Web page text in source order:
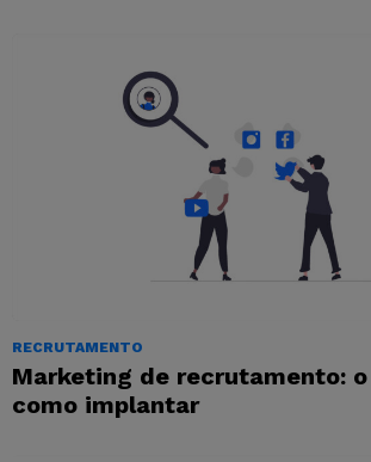
RECRUTAMENTO
Marketing de recrutamento:
como implantar